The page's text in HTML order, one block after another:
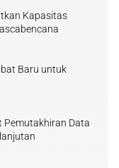
Kapasitas
Baru untuk
Pemutakhiran Data